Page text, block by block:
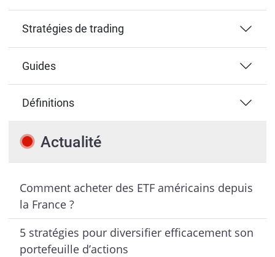
Stratégies de trading
Guides
Définitions
Actualité
Comment acheter des ETF américains depuis
la France ?
5 stratégies pour diversifier efficacement son
portefeuille d’actions